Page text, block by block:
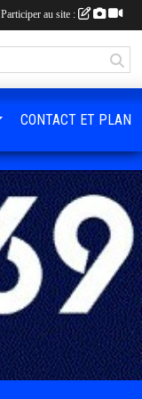
CONTACT ET PLAN
Participer au site :